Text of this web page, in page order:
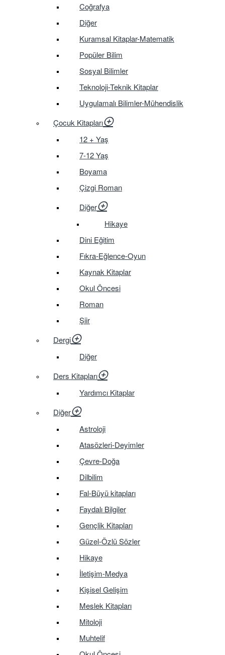
Coğrafya
Diğer
Kuramsal Kitaplar-Matematik
Popüler Bilim
Sosyal Bilimler
Teknoloji-Teknik Kitaplar
Uygulamalı Bilimler-Mühendislik
Çocuk Kitapları
12 + Yaş
7-12 Yaş
Boyama
Çizgi Roman
Diğer
Hikaye
Dini Eğitim
Fıkra-Eğlence-Oyun
Kaynak Kitaplar
Okul Öncesi
Roman
Şiir
Dergi
Diğer
Ders Kitapları
Yardımcı Kitaplar
Diğer
Astroloji
Atasözleri-Deyimler
Çevre-Doğa
Dilbilim
Fal-Büyü kitapları
Faydalı Bilgiler
Gençlik Kitapları
Güzel-Özlü Sözler
Hikaye
İletişim-Medya
Kişisel Gelişim
Meslek Kitapları
Mitoloji
Muhtelif